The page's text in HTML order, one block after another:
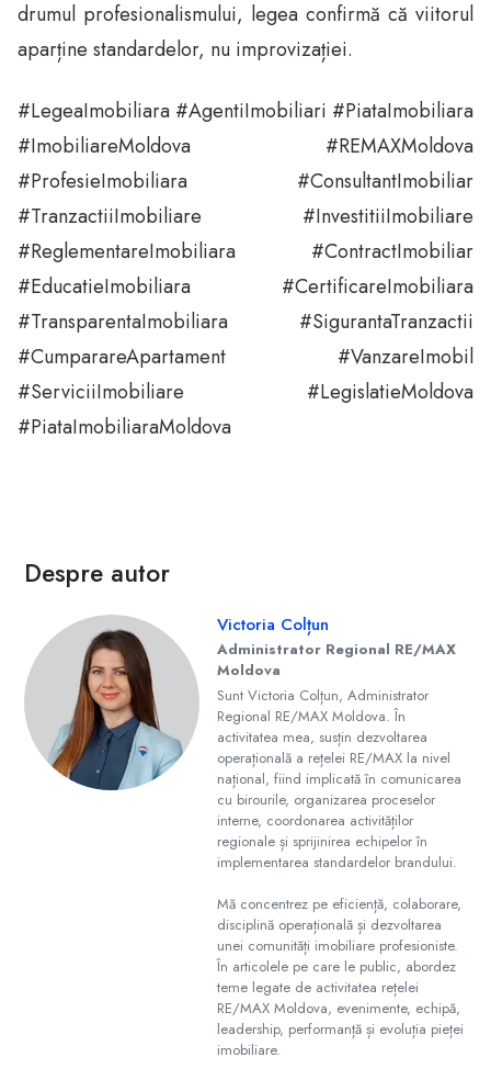
drumul profesionalismului, legea confirmă că viitorul
aparține standardelor, nu improvizației.
#LegeaImobiliara #AgentiImobiliari #PiataImobiliara
#ImobiliareMoldova #REMAXMoldova
#ProfesieImobiliara #ConsultantImobiliar
#TranzactiiImobiliare #InvestitiiImobiliare
#ReglementareImobiliara #ContractImobiliar
#EducatieImobiliara #CertificareImobiliara
#TransparentaImobiliara #SigurantaTranzactii
#CumparareApartament #VanzareImobil
#ServiciiImobiliare #LegislatieMoldova
#PiataImobiliaraMoldova
Despre autor
Victoria Colțun
Administrator Regional RE/MAX
Moldova
Sunt Victoria Colțun, Administrator
Regional RE/MAX Moldova. În
activitatea mea, susțin dezvoltarea
operațională a rețelei RE/MAX la nivel
național, fiind implicată în comunicarea
cu birourile, organizarea proceselor
interne, coordonarea activităților
regionale și sprijinirea echipelor în
implementarea standardelor brandului.
Mă concentrez pe eficiență, colaborare,
disciplină operațională și dezvoltarea
unei comunități imobiliare profesioniste.
În articolele pe care le public, abordez
teme legate de activitatea rețelei
RE/MAX Moldova, evenimente, echipă,
leadership, performanță și evoluția pieței
imobiliare.